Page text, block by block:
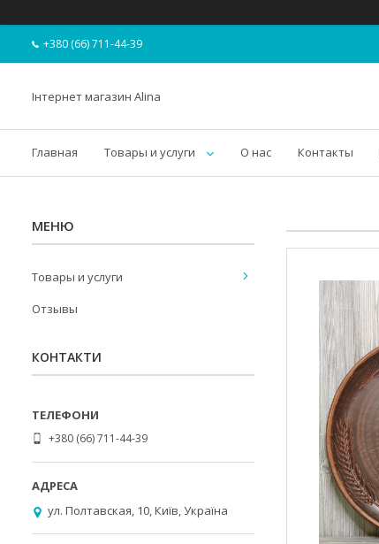
+380 (66) 711-44-39
Інтернет магазин Alina
Главная Товары и услуги О нас Контакты
Товары и услуги
Отзывы
КОНТАКТИ
+380 (66) 711-44-39
ул. Полтавская, 10, Київ, Україна